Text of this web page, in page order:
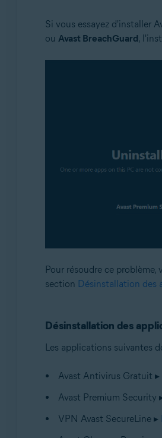
Si vous essayez d'installer
ou Avast BreachGuard,
Pour résoudre ce
section Désinstallation des
Désinstallation des
Les applications suivantes
Avast Antivirus Gratuit ▸
Avast Premium Security
VPN Avast SecureLine ▸